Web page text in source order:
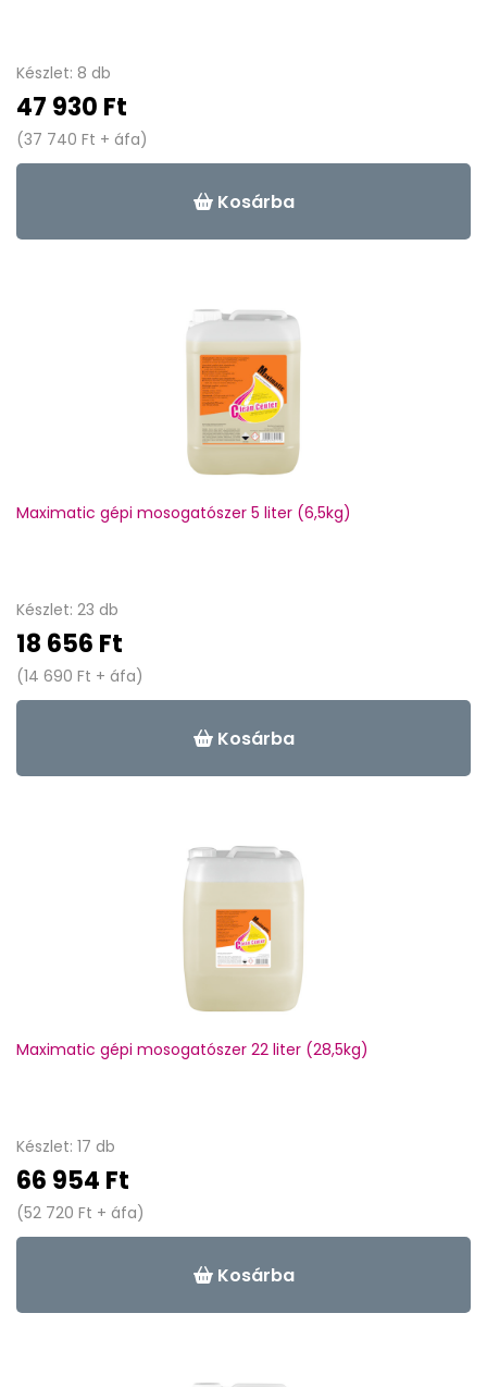
Készlet: 8 db
47 930 Ft
(37 740 Ft + áfa)
Kosárba
Maximatic gépi mosogatószer 5 liter (6,5kg)
Készlet: 23 db
18 656 Ft
(14 690 Ft + áfa)
Kosárba
Maximatic gépi mosogatószer 22 liter (28,5kg)
Készlet: 17 db
66 954 Ft
(52 720 Ft + áfa)
Kosárba